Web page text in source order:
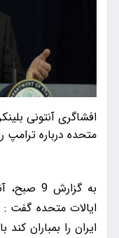
افشاگری آنتونی
متحده درباره ترامپ
به گزارش
ایالات متحده گفت :
ایران را بمباران کند